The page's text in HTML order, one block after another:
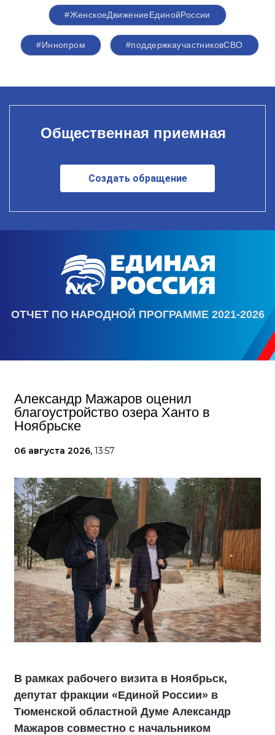
#ЖенскоеДвижениеЕдинойРоссии
#Иннопром #поддержкаучастниковСВО
Общественная приемная
Создать обращение
ОТЧЕТ ПО НАРОДНОЙ ПРОГРАММЕ 2021-2026
Александр Мажаров оценил
благоустройство озера Ханто в
Ноябрьске
06 августа 2026, 13:57
В рамках рабочего визита в Ноябрьск,
депутат фракции «Единой России» в
Тюменской областной Думе Александр
Мажаров совместно с начальником